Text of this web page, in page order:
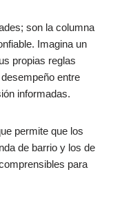
son la columna
Imagina un
propias reglas
entre
informadas.
permite que los
de barrio y los de
para